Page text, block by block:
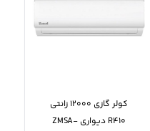
کولر گازی 12000 زانتی
R410 دیواری ZMSA-